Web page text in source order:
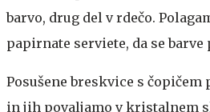
barvo, drug del v rdečo.
papirnate serviete, da se barve
Posušene breskvice s čopičem
in jih povaljamo v kristalnem